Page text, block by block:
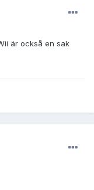
är också en sak